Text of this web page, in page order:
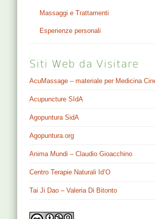
Massaggi e Trattamenti
Esperienze personali
Siti Web da Visitare
AcuMassage – materiale per Medicina
Acupuncture SIdA
Agopuntura SidA
Agopuntura.org
Anima Mundi – Claudio Gioacchino
Centro Terapie Naturali Id’O
Tai Ji Dao – Valeria Di Bitonto